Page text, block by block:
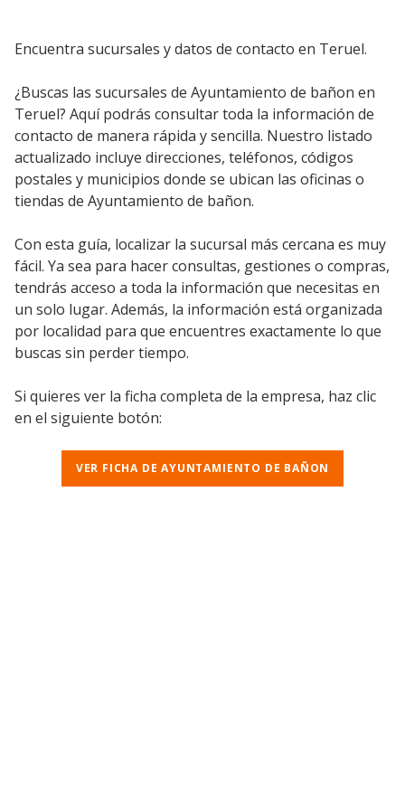
Encuentra sucursales y datos de contacto en Teruel.
¿Buscas las sucursales de Ayuntamiento de bañon en
Teruel? Aquí podrás consultar toda la información de
contacto de manera rápida y sencilla. Nuestro listado
actualizado incluye direcciones, teléfonos, códigos
postales y municipios donde se ubican las oficinas o
tiendas de Ayuntamiento de bañon.
Con esta guía, localizar la sucursal más cercana es muy
fácil. Ya sea para hacer consultas, gestiones o compras,
tendrás acceso a toda la información que necesitas en
un solo lugar. Además, la información está organizada
por localidad para que encuentres exactamente lo que
buscas sin perder tiempo.
Si quieres ver la ficha completa de la empresa, haz clic
en el siguiente botón:
VER FICHA DE AYUNTAMIENTO DE BAÑON